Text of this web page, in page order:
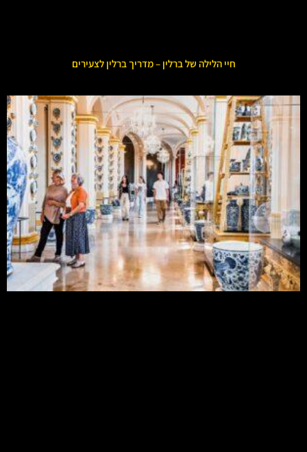
חיי הלילה של ברלין – מדריך ברלין לצעירים